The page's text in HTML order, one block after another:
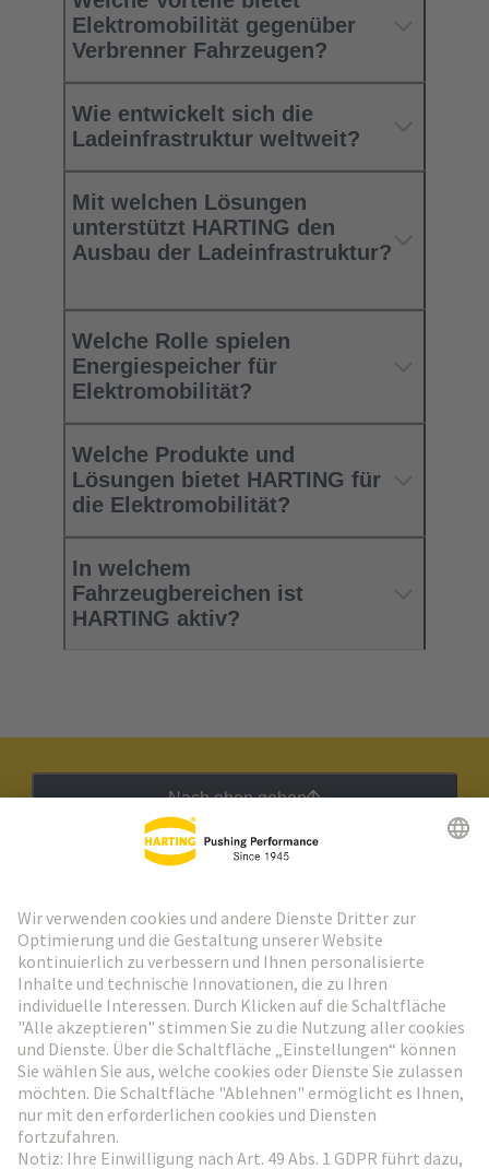
Elektromobilität gegenüber
Verbrenner Fahrzeugen?​
Wie entwickelt sich die
Ladeinfrastruktur weltweit?​
Mit welchen Lösungen
unterstützt HARTING den
Ausbau der Ladeinfrastruktur?
Welche Rolle spielen
Energiespeicher für
Elektromobilität?​
Welche Produkte und
Lösungen bietet HARTING für
die Elektromobilität?​
In welchem
Fahrzeugbereichen ist
HARTING aktiv?​
Nach oben gehen
Weiter zur Anmeldung
Social Media